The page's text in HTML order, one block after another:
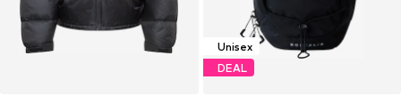
Unisex
DEAL